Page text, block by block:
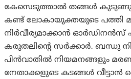
കേസെടുത്താൽ തങ്ങൾ
കണ്ട് ലോകായുക്തയുടെ പത്തി
നിർവീര്യമാക്കാൻ ഓർഡിനൻസ്
കരുതലിന്റെ സർക്കാർ. ബന്ധു
പിൻവാതിൽ നിയമനങ്ങളും
നേതാക്കളുടെ കടങ്ങൾ